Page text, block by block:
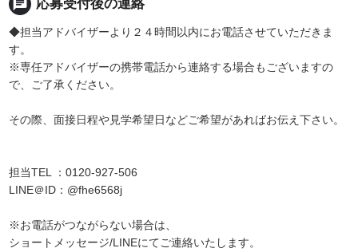
chat 応募受付後の連絡
◆担当アドバイザーより２４時間以内にお電話させていただきま
す。
※専任アドバイザーの携帯電話から連絡する場合もございますの
で、ご了承ください。
その際、面接日程や見学希望日などご希望があればお伝え下さい。
担当TEL ：0120-927-506
LINE＠ID：@fhe6568j
※お電話がつながらない場合は、
ショートメッセージ/LINEにてご連絡いたします。